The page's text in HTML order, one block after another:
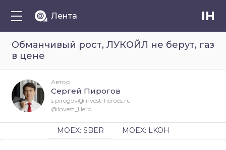
Лента IH
Обманчивый рост, ЛУКОЙЛ не берут, газ
в цене
Автор
Сергей Пирогов
s.pirogov@Invest-heroes.ru
@Invest_Hero
MOEX: SBER MOEX: LKOH